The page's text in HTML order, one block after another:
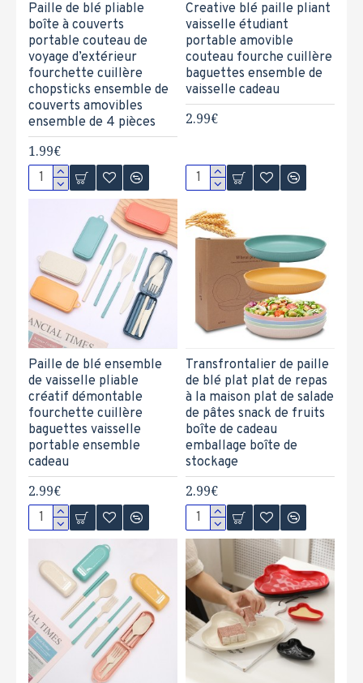
Paille de blé pliable
boîte à couverts
portable couteau de
voyage d’extérieur
fourchette cuillère
chopsticks ensemble de
couverts amovibles
ensemble de 4 pièces
1.99€
Creative blé paille pliant
vaisselle étudiant
portable amovible
couteau fourche cuillère
baguettes ensemble de
vaisselle cadeau
2.99€
Paille de blé ensemble
de vaisselle pliable
créatif démontable
fourchette cuillère
baguettes vaisselle
portable ensemble
cadeau
2.99€
Transfrontalier de paille
de blé plat plat de repas
à la maison plat de salade
de pâtes snack de fruits
boîte de cadeau
emballage boîte de
stockage
2.99€